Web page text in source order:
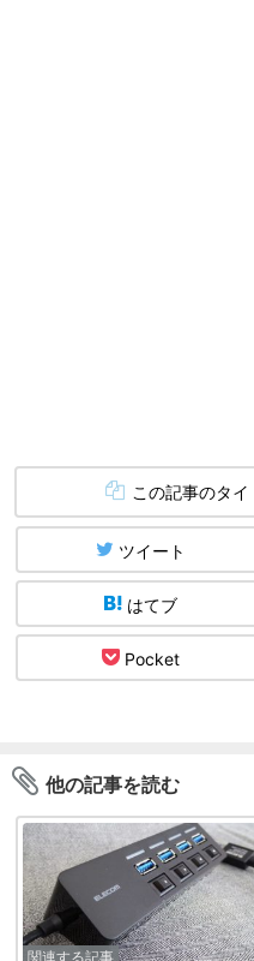
この記事のタ
ツイート
はてブ
Pocket
他の記事を読む
関連する記事